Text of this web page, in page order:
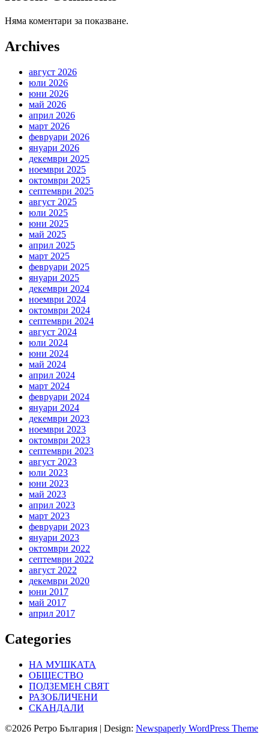
Няма коментари за показване.
Archives
август 2026
юли 2026
юни 2026
май 2026
април 2026
март 2026
февруари 2026
януари 2026
декември 2025
ноември 2025
октомври 2025
септември 2025
август 2025
юли 2025
юни 2025
май 2025
април 2025
март 2025
февруари 2025
януари 2025
декември 2024
ноември 2024
октомври 2024
септември 2024
август 2024
юли 2024
юни 2024
май 2024
април 2024
март 2024
февруари 2024
януари 2024
декември 2023
ноември 2023
октомври 2023
септември 2023
август 2023
юли 2023
юни 2023
май 2023
април 2023
март 2023
февруари 2023
януари 2023
октомври 2022
септември 2022
август 2022
декември 2020
юни 2017
май 2017
април 2017
Categories
НА МУШКАТА
ОБЩЕСТВО
ПОДЗЕМЕН СВЯТ
РАЗОБЛИЧЕНИ
СКАНДАЛИ
©2026 Ретро България | Design: Newspaperly WordPress Theme